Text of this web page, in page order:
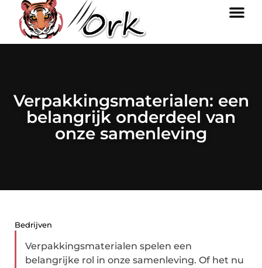
Verpakkingsmaterialen: een
belangrijk onderdeel van
onze samenleving
Bedrijven
Verpakkingsmaterialen spelen een
belangrijke rol in onze samenleving. Of het nu